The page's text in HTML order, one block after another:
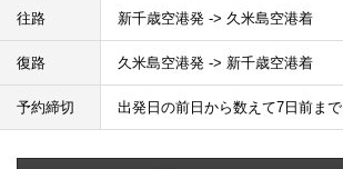
往路 新千歳空港発 -> 久米島空港着
復路 久米島空港発 -> 新千歳空港着
予約締切 出発日の前日から数えて7日前まで